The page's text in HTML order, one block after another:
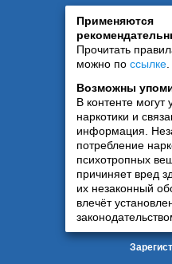
Применяются
Прочитать
можно по ссылке
Возможны
В контенте могут
наркотики и
информация.
потребление
психотропных
причиняет вред
их незаконный
влечёт